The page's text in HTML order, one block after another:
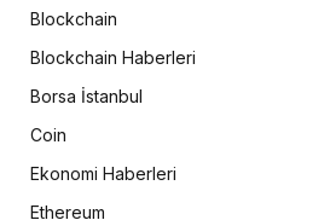
Blockchain
Blockchain Haberleri
Borsa İstanbul
Coin
Ekonomi Haberleri
Ethereum